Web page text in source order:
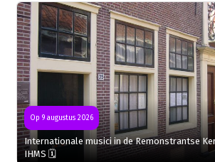
Op 9 augustus 2026
Internationale musici in de Remonstrantse
IHMS 🗓